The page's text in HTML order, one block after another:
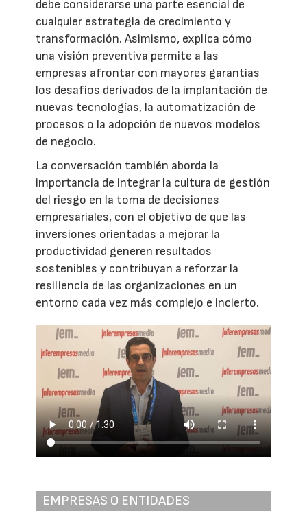
debe considerarse una parte esencial de
cualquier estrategia de crecimiento y
transformación. Asimismo, explica cómo
una visión preventiva permite a las
empresas afrontar con mayores garantías
los desafíos derivados de la implantación de
nuevas tecnologías, la automatización de
procesos o la adopción de nuevos modelos
de negocio.
La conversación también aborda la
importancia de integrar la cultura de gestión
del riesgo en la toma de decisiones
empresariales, con el objetivo de que las
inversiones orientadas a mejorar la
productividad generen resultados
sostenibles y contribuyan a reforzar la
resiliencia de las organizaciones en un
entorno cada vez más complejo e incierto.
EMPRESAS O ENTIDADES